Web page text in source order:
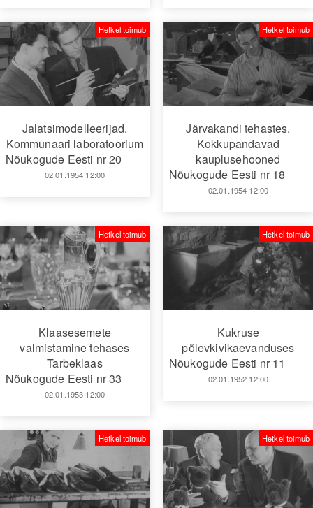
Jalatsimodelleerijad.
Kommunaari laboratoorium
Nõukogude Eesti nr 20
02.01.1954 12:00
Hetkel toimub
Järvakandi tehastes.
Kokkupandavad
kauplusehooned
Nõukogude Eesti nr 18
02.01.1954 12:00
Hetkel toimub
Klaasesemete
valmistamine tehases
Tarbeklaas
Nõukogude Eesti nr 33
02.01.1953 12:00
Hetkel toimub
Kukruse
põlevkivikaevanduses
Nõukogude Eesti nr 11
02.01.1952 12:00
Hetkel toimub
Hetkel toimub Hetkel toimub